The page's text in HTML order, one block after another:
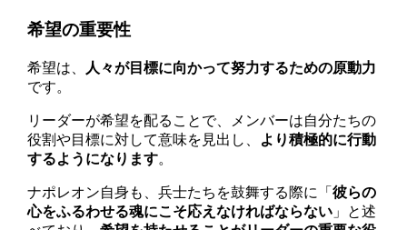
希望の重要性
希望は、
人々が目標に向かって努力するための原動力
です。
リーダーが希望を配ることで、メンバーは自分たちの
役割や目標に対して意味を見出し、 より積極的に行動
するようになります。
ナポレオン自身も、兵士たちを鼓舞する際に「彼らの
心をふるわせる魂にこそ応えなければならない 」と述